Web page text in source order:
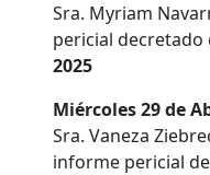
Sra. Myriam
pericial decretado
2025
Miércoles 29 de
Sra. Vaneza
informe pericial